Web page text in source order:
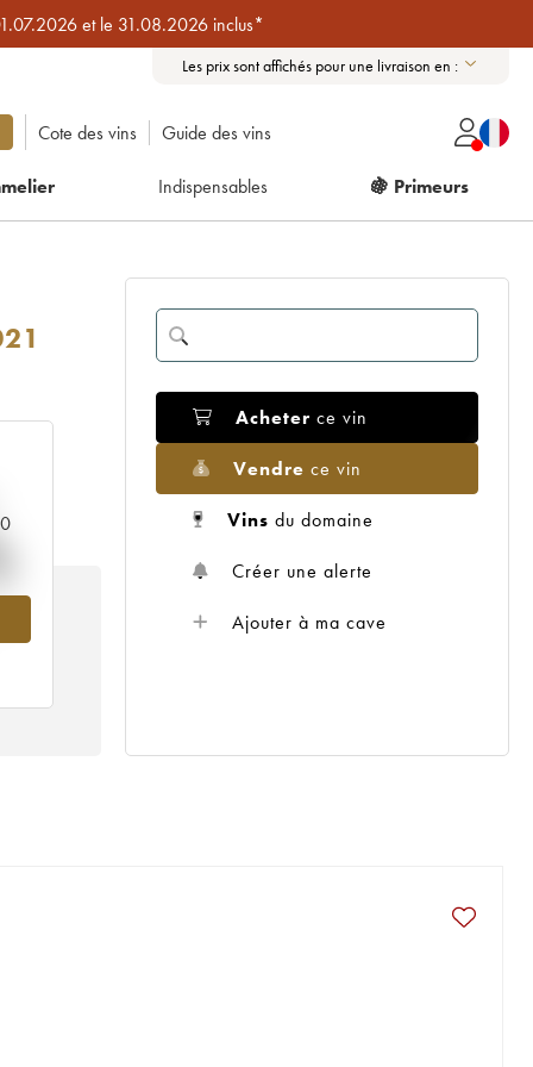
et le 31.08.2026 inclus*
Les prix sont affichés pour une livraison en :
Cote des vins Guide des vins
Indispensables 🍇 Primeurs
Acheter ce vin
Vendre ce vin
Vins du domaine
Créer une alerte
Ajouter à ma cave